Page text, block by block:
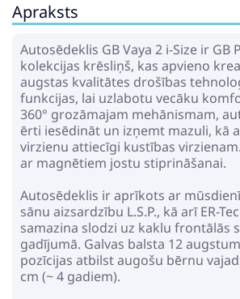
Black Bērnu
kg
350.99€ 404.99€
Pirkt Patīk
Anthracite Bērnu
36 kg
245.99€ 295.99€
Pirkt
Apraksts
Autosēdeklis GB Vaya 2 i-Size ir GB
kolekcijas krēsliņš, kas apvieno
augstas kvalitātes drošības
funkcijas, lai uzlabotu vecāku
360° grozāmajam mehānismam,
ērti iesēdināt un izņemt mazuli, kā
virzienu attiecīgi kustības
ar magnētiem jostu stiprināšanai.
Autosēdeklis ir aprīkots ar
sānu aizsardzību L.S.P., kā arī ER-
samazina slodzi uz kaklu frontālās
gadījumā. Galvas balsta 12
pozīcijas atbilst augošu bērnu
cm (~ 4 gadiem).